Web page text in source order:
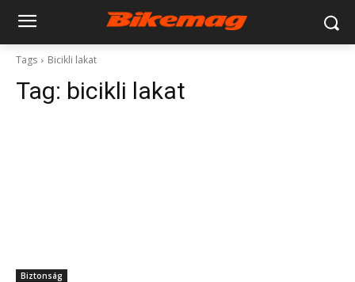
Tags Bicikli lakat
Tag: bicikli lakat
Biztonság